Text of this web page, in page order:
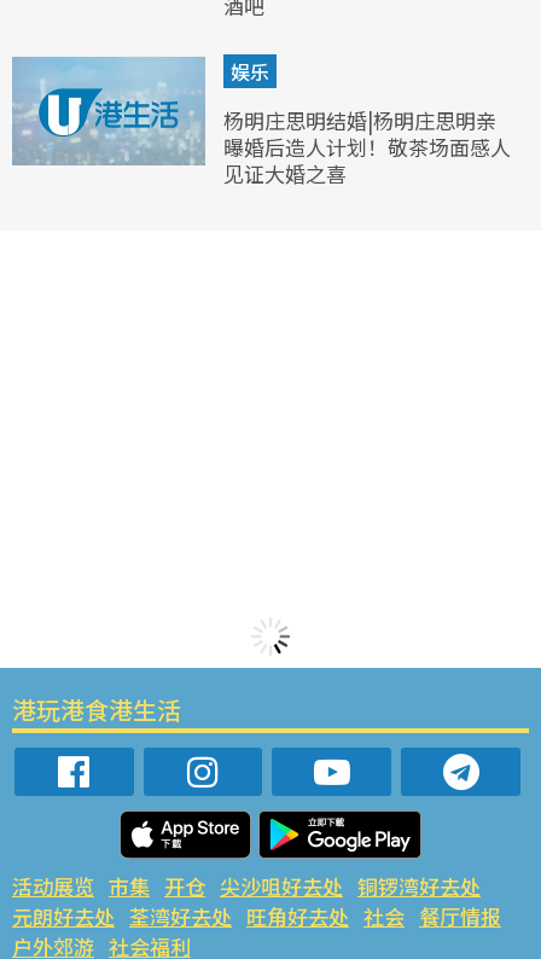
娱乐
杨明庄思明结婚|杨明庄思明亲
曝婚后造人计划！敬茶场面感人
见证大婚之喜
港玩港食港生活
活动展览 市集 开仓 尖沙咀好去处 铜锣湾好去处
元朗好去处 荃湾好去处 旺角好去处 社会 餐厅情报
户外郊游 社会福利